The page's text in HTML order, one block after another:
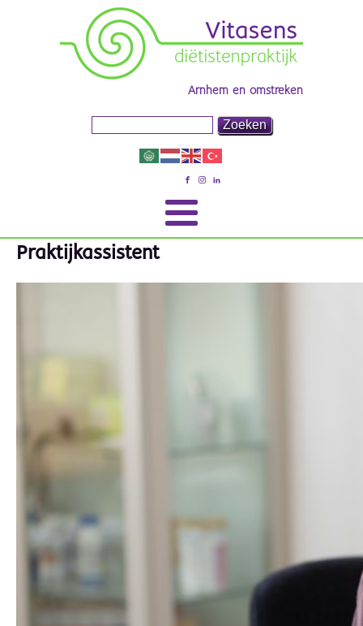
Arnhem en omstreken
Praktijkassistent